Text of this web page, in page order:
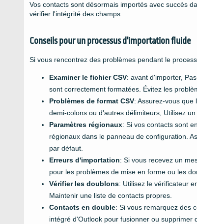
Vos contacts sont désormais importés avec succès
vérifier l'intégrité des champs.
Conseils pour un processus d'importation fluide
Si vous rencontrez des problèmes pendant le
Examiner le fichier CSV: avant d'importer,
sont correctement formatées. Évitez les
Problèmes de format CSV: Assurez-vous que
demi-colons ou d'autres délimiteurs, Utilisez
Paramètres régionaux: Si vos contacts sont
régionaux dans le panneau de configuration.
par défaut.
Erreurs d'importation: Si vous recevez un
pour les problèmes de mise en forme ou les
Vérifier les doublons: Utilisez le vérificateur
Maintenir une liste de contacts propres.
Contacts en double: Si vous remarquez des
intégré d'Outlook pour fusionner ou supprimer